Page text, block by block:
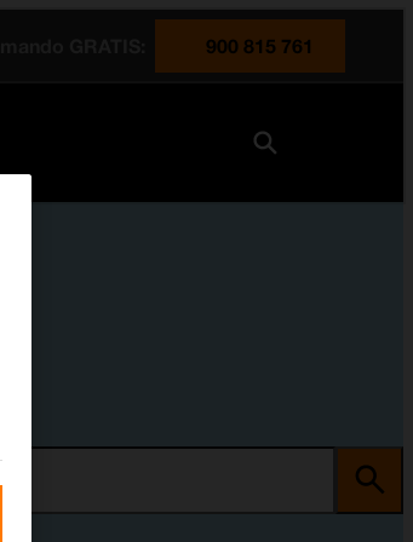
900 815 761